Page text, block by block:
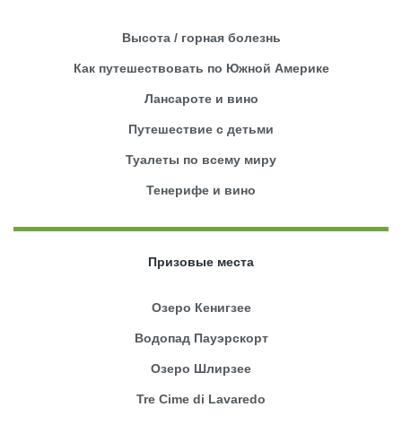
Высота / горная болезнь
Как путешествовать по Южной Америке
Лансароте и вино
Путешествие с детьми
Туалеты по всему миру
Тенерифе и вино
Призовые места
Озеро Кенигзее
Водопад Пауэрскорт
Озеро Шлирзее
Tre Cime di Lavaredo